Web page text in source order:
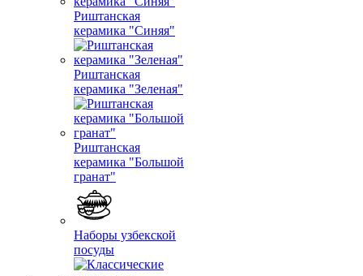
Риштанская
керамика "Синяя"
Риштанская
керамика "Зеленая"
Риштанская
керамика "Большой
гранат"
Наборы узбекской
посуды